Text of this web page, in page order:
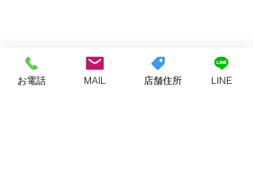
お電話 MAIL 店舗住所 LINE